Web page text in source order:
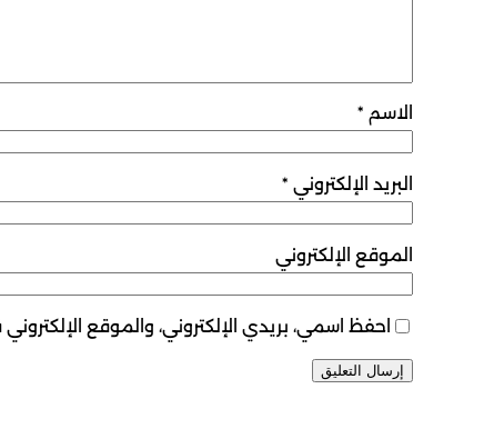
الاسم *
البريد الإلكتروني *
الموقع الإلكتروني
احفظ اسمي، بريدي الإلكتروني، والموقع